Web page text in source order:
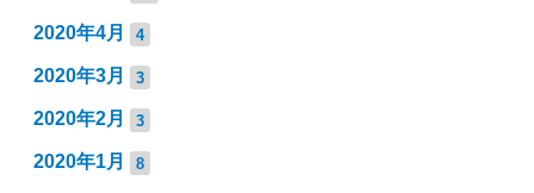
2020年4月 4
2020年3月 3
2020年2月 3
2020年1月 8